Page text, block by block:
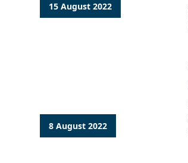
15 August 2022
8 August 2022